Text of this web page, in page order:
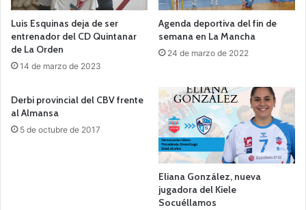
Luis Esquinas deja de ser
entrenador del CD Quintanar
de La Orden
14 de marzo de 2023
Agenda deportiva del fin de
semana en La Mancha
24 de marzo de 2022
Derbi provincial del CBV frente
al Almansa
5 de octubre de 2017
Eliana González, nueva
jugadora del Kiele
Socuéllamos